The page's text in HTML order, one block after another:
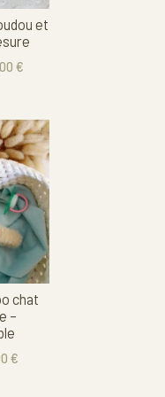
et
€
130,00 €
à
250,00 €
chat
–
€Plage